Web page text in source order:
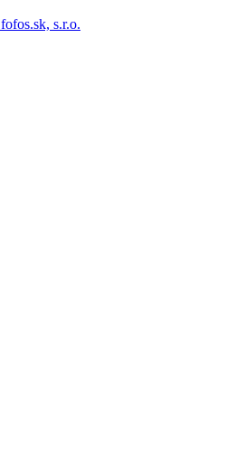
fofos.sk, s.r.o.